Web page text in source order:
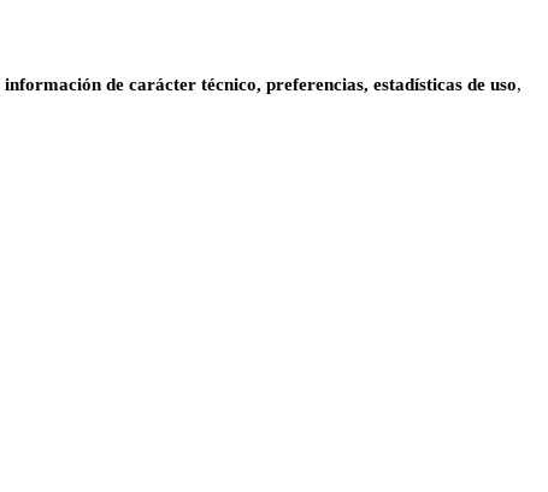
información de carácter técnico, preferencias, estadísticas de uso,